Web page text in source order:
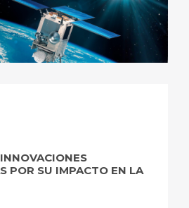
POR SU IMPACTO EN LA